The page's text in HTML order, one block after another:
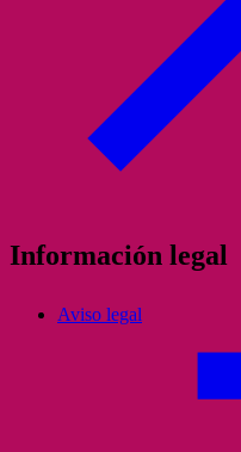
Información legal
Aviso legal